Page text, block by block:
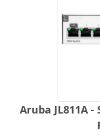
Aruba JL811A